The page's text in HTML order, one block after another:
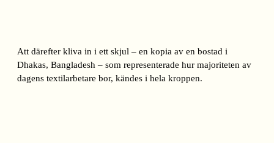
Att därefter kliva in i ett skjul – en kopia av en bostad i
Dhakas, Bangladesh – som representerade hur majoriteten av
dagens textilarbetare bor, kändes i hela kroppen.